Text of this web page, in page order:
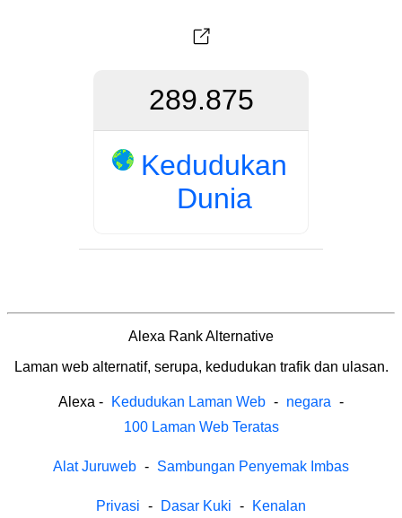
289.875
Kedudukan
Dunia
Alexa Rank Alternative
Laman web alternatif, serupa, kedudukan trafik dan ulasan.
Alexa - Kedudukan Laman Web - negara -
100 Laman Web Teratas
Alat Juruweb - Sambungan Penyemak Imbas
Privasi - Dasar Kuki - Kenalan